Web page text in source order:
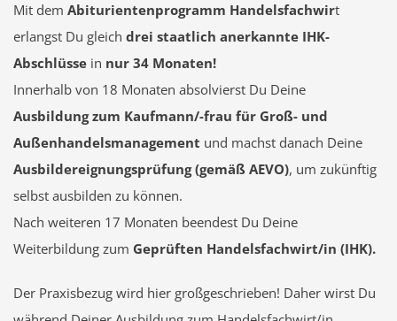
Mit dem Abiturientenprogramm Handelsfachwirt
erlangst Du gleich drei staatlich anerkannte IHK-
Abschlüsse in nur 34 Monaten!
Innerhalb von 18 Monaten absolvierst Du Deine
Ausbildung zum Kaufmann/-frau für Groß- und
Außenhandelsmanagement und machst danach Deine
Ausbildereignungsprüfung (gemäß AEVO), um zukünftig
selbst ausbilden zu können.
Nach weiteren 17 Monaten beendest Du Deine
Weiterbildung zum Geprüften Handelsfachwirt/in (IHK).
Der Praxisbezug wird hier großgeschrieben! Daher wirst Du